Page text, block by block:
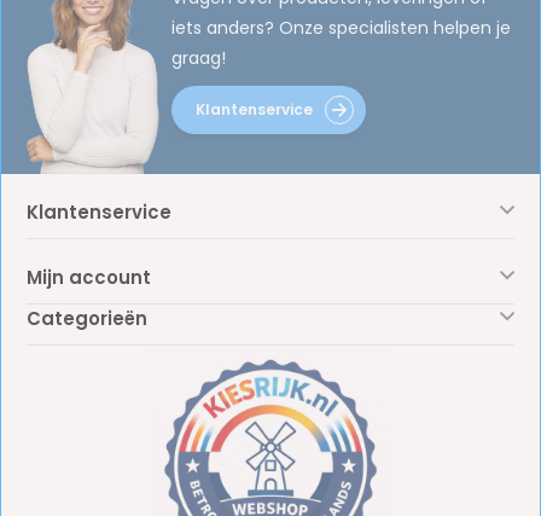
iets anders? Onze specialisten helpen je
graag!
Klantenservice
Klantenservice
Mijn account
Categorieën